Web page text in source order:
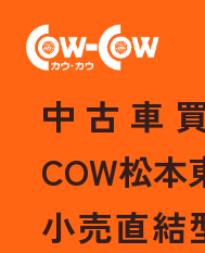
中古車
COW松本
小売直結